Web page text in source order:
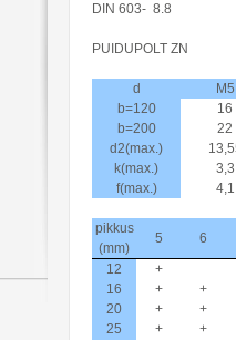
DIN 603- 8.8
PUIDUPOLT ZN
d
M5
b=120
16
b=200
22
d2(max.)
k(max.)
3,3
f(max.)
4,1
pikkus
(mm)
5
6
12
+
16
+
+
20
+
+
25
+
+